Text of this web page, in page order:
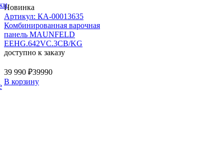
Новинка
Артикул: КА-00013635
Комбинированная варочная
панель MAUNFELD
EEHG.642VC.3CB/KG
доступно к заказу
39 990 ₽39990
В корзину